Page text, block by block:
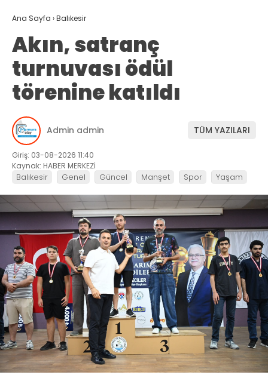
Ana Sayfa ›Balıkesir
Akın, satranç
turnuvası ödül
törenine katıldı
Admin admin TÜM YAZILARI
Giriş: 03-08-2026 11:40
Kaynak: HABER MERKEZİ
Balıkesir Genel Güncel Manşet Spor Yaşam